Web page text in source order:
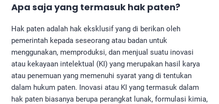
Apa saja yang termasuk hak paten?
Hak paten adalah hak eksklusif yang di berikan oleh
pemerintah kepada seseorang atau badan untuk
menggunakan, memproduksi, dan menjual suatu inovasi
atau kekayaan intelektual (KI) yang merupakan hasil karya
atau penemuan yang memenuhi syarat yang di tentukan
dalam hukum paten. Inovasi atau KI yang termasuk dalam
hak paten biasanya berupa perangkat lunak, formulasi kimia,